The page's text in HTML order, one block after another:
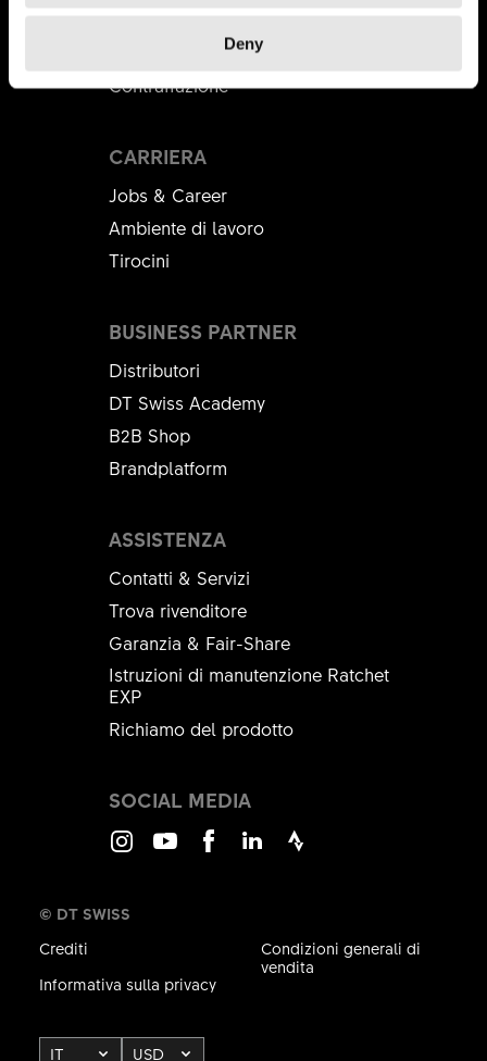
Deny
DT Swiss Global
Contraffazione
CARRIERA
Jobs & Career
Ambiente di lavoro
Tirocini
ASSISTENZA
Contatti & Servizi
Trova rivenditore
Garanzia & Fair-Share
Istruzioni di manutenzione Ratchet
EXP
Richiamo del prodotto
BUSINESS PARTNER
Distributori
DT Swiss Academy
B2B Shop
Brandplatform
SOCIAL MEDIA
© DT SWISS
Crediti
Informativa sulla privacy
Condizioni generali di
vendita
IT USD